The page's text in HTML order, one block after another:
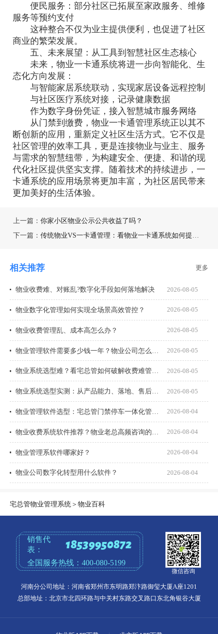
便民服务：部分社区已拓展至家政服务、维修
服务等预约支付
这种整合不仅为业主提供便利，也促进了社区
商业的繁荣发展。
五、未来展望：从工具到智慧社区生态核心
未来，物业一卡通系统将进一步向智能化、生
态化方向发展：
与智能家居系统联动，实现家居设备远程控制
与社区医疗系统对接，记录健康数据
作为数字身份凭证，接入智慧城市服务网络
从门禁到缴费，物业一卡通管理系统正以其不
断创新的应用，重新定义社区生活方式。它不仅是
社区管理的效率工具，更是连接物业与业主、服务
与需求的智慧纽带，为构建安全、便捷、和谐的现
代化社区提供坚实支撑。随着技术的持续进步，一
卡通系统的应用场景将更加丰富，为社区居民带来
更加美好的生活体验。
上一篇： 你家小区物业公示公共收益了吗？
下一篇： 传统物业VS一卡通管理：看物业一卡通系统如何提升管理效能​​
相关推荐 更多
物业收费难、对账乱?数字化手段如何落地解决 2026-08-05
物业数字化管理如何实现全场景高效管控？ 2026-08-05
物业收费管理乱、成本高怎么办？ 2026-08-05
2026-08-05
物业系统选型难？看宅总管如何破解收费难管理乱 2026-08-05
2026-08-05
2026-08-04
2026-08-04
物业管理系软件哪家好？ 2026-08-04
物业公司数字化转型用什么软件？ 2026-08-04
宅总管物业管理系统＞物业百科
销售代
表：
18539950872
全国服务热线：400-080-5199
微信咨询
河南分公司地址：河南省郑州市东明路郑汴路御玺大厦A座1201
总部地址：北京市北四环路与中关村东路交叉路口东北角银谷大厦